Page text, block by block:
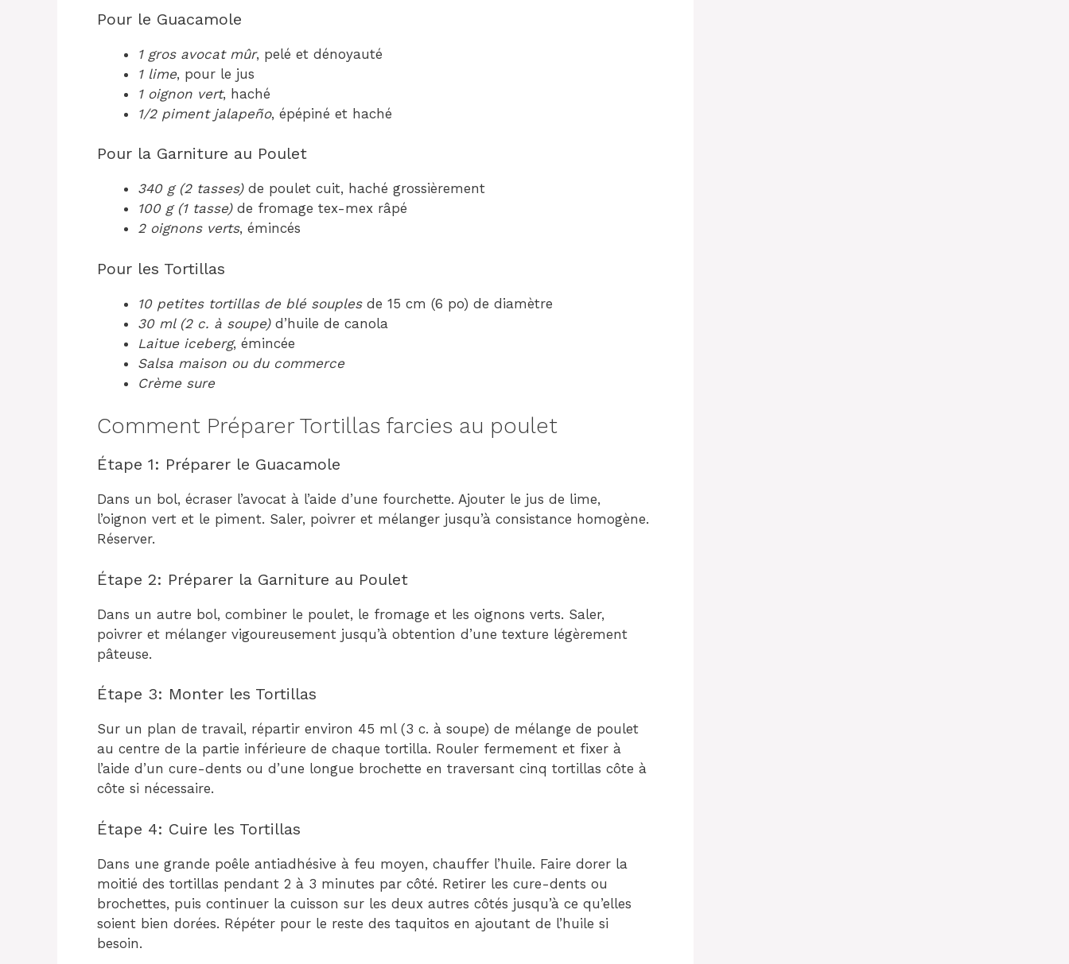
Pour le Guacamole
1 gros avocat mûr, pelé et dénoyauté
1 lime, pour le jus
1 oignon vert, haché
1/2 piment jalapeño, épépiné et haché
Pour la Garniture au Poulet
340 g (2 tasses)de poulet cuit, haché grossièrement
100 g (1 tasse)de fromage tex-mex râpé
2 oignons verts, émincés
Pour les Tortillas
10 petites tortillas de blé souplesde 15 cm (6 po) de diamètre
30 ml (2 c. à soupe)d’huile de canola
Laitue iceberg, émincée
Salsa maison ou du commerce
Crème sure
Comment Préparer Tortillas farcies au poulet
Étape 1: Préparer le Guacamole
Dans un bol, écraser l’avocat à l’aide d’une fourchette. Ajouter le jus de lime,
l’oignon vert et le piment. Saler, poivrer et mélanger jusqu’à consistance homogène.
Réserver.
Étape 2: Préparer la Garniture au Poulet
Dans un autre bol, combiner le poulet, le fromage et les oignons verts. Saler,
poivrer et mélanger vigoureusement jusqu’à obtention d’une texture légèrement
pâteuse.
Étape 3: Monter les Tortillas
Sur un plan de travail, répartir environ 45 ml (3 c. à soupe) de mélange de poulet
au centre de la partie inférieure de chaque tortilla. Rouler fermement et fixer à
l’aide d’un cure-dents ou d’une longue brochette en traversant cinq tortillas côte à
côte si nécessaire.
Étape 4: Cuire les Tortillas
Dans une grande poêle antiadhésive à feu moyen, chauffer l’huile. Faire dorer la
moitié des tortillas pendant 2 à 3 minutes par côté. Retirer les cure-dents ou
brochettes, puis continuer la cuisson sur les deux autres côtés jusqu’à ce qu’elles
soient bien dorées. Répéter pour le reste des taquitos en ajoutant de l’huile si
besoin.